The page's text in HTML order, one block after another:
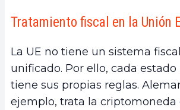
Tratamiento fiscal en la Unión
La UE no tiene un sistema
unificado. Por ello, cada
tiene sus propias reglas.
ejemplo, trata la criptomoneda